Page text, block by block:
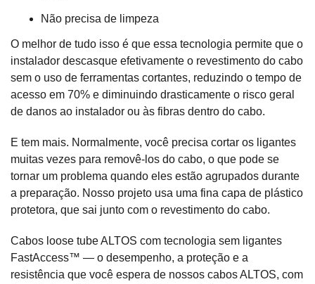
Não precisa de limpeza
O melhor de tudo isso é que essa tecnologia permite que o
instalador descasque efetivamente o revestimento do cabo
sem o uso de ferramentas cortantes, reduzindo o tempo de
acesso em 70% e diminuindo drasticamente o risco geral
de danos ao instalador ou às fibras dentro do cabo.
E tem mais. Normalmente, você precisa cortar os ligantes
muitas vezes para removê-los do cabo, o que pode se
tornar um problema quando eles estão agrupados durante
a preparação. Nosso projeto usa uma fina capa de plástico
protetora, que sai junto com o revestimento do cabo.
Cabos loose tube ALTOS com tecnologia sem ligantes
FastAccess™ — o desempenho, a proteção e a
resistência que você espera de nossos cabos ALTOS, com